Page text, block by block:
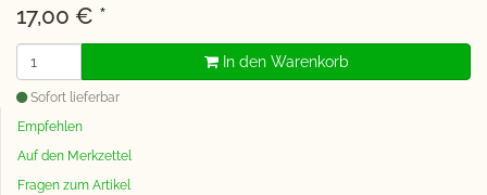
17,00 € *
In den Warenkorb
Sofort lieferbar
Empfehlen
Auf den Merkzettel
Fragen zum Artikel